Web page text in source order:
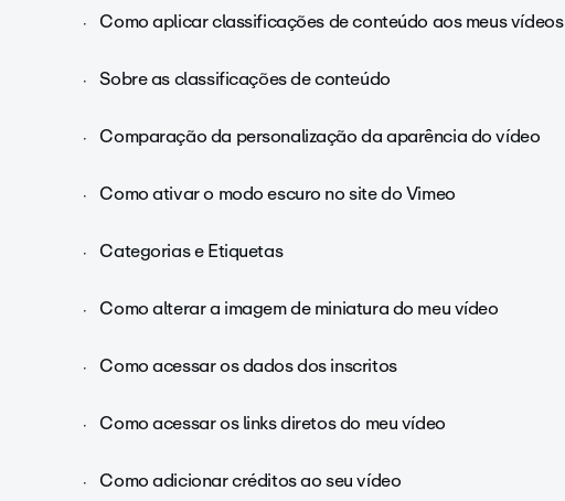
Como aplicar classificações de conteúdo aos meus vídeos
Sobre as classificações de conteúdo
Comparação da personalização da aparência do vídeo
Como ativar o modo escuro no site do Vimeo
Categorias e Etiquetas
Como alterar a imagem de miniatura do meu vídeo
Como acessar os dados dos inscritos
Como acessar os links diretos do meu vídeo
Como adicionar créditos ao seu vídeo